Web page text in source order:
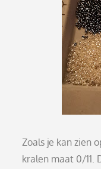
Zoals je kan zien
kralen maat 0/11.